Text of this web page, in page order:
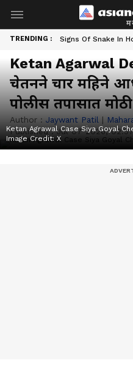
TRENDING : Signs Of Snake In
Ketan Agarwal
चेतनने चार महिने
पोलीस तपासात
Author : Jaywant Patil |
Published :Jul 07 2026,
Ketan Agrawal Case Siya Goyal
Image Credit:X